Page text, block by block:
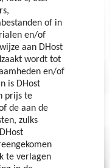
of in
en/of
aan DHost
wordt tot
en/of
is DHost
prijs te
de aan de
zulks
te verlagen